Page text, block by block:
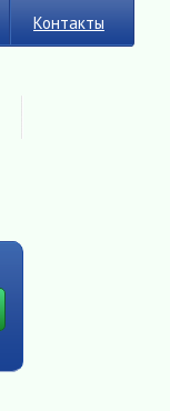
Контакты